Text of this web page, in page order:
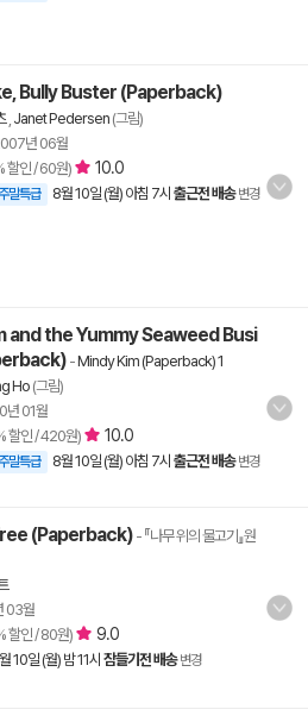
Bully Buster (Paperback)
, Janet Pedersen (그림)
년 06월
할인 / 60원) 10.0
말특급 8월 10일 (월) 아침 7시 출근전 배송 변경
and the Yummy Seaweed Busi
-Mindy Kim (Paperback) 1
Ho (그림)
년 01월
할인 / 420원) 10.0
말특급 8월 10일 (월) 아침 7시 출근전 배송 변경
(Paperback)- 『나무 위의 물고기』원
03월
할인 / 80원) 9.0
10일 (월) 밤 11시 잠들기전 배송 변경